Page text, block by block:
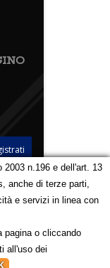
2003 n.196 e dell'art. 13
anche di terze parti,
e servizi in linea con
pagina o cliccando
all'uso dei